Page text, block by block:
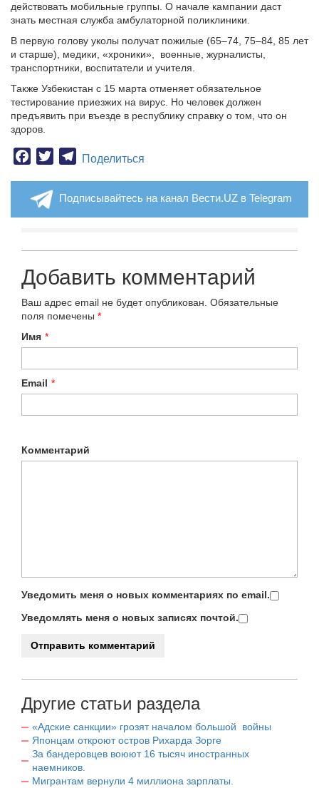
действовать мобильные группы. О начале кампании даст
знать местная служба амбулаторной поликлиники.
В первую голову уколы получат пожилые (65–74, 75–84, 85 лет
и старше), медики, «хроники», военные, журналисты,
транспортники, воспитатели и учителя.
Также Узбекистан с 15 марта отменяет обязательное
тестирование приезжих на вирус. Но человек должен
предъявить при въезде в республику справку о том, что он
здоров.
Facebook
TwitterTelegram
Поделиться
Подписывайтесь на канал Вести.UZ в Telegram
Добавить комментарий
Ваш адрес email не будет опубликован. Обязательные
поля помечены *
Имя *
Email *
Комментарий
Уведомить меня о новых комментариях по email.
Уведомлять меня о новых записях почтой.
Другие статьи раздела
«Адские санкции» грозят началом большой войны
Японцам откроют остров Рихарда Зорге
За бандеровцев воюют 16 тысяч иностранных
наемников.
Мигрантам вернули 4 миллиона зарплаты.